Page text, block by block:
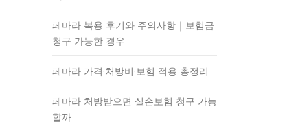
페마라 복용 후기와 주의사항｜보험금
청구 가능한 경우
페마라 가격·처방비·보험 적용 총정리
페마라 처방받으면 실손보험 청구 가능
할까